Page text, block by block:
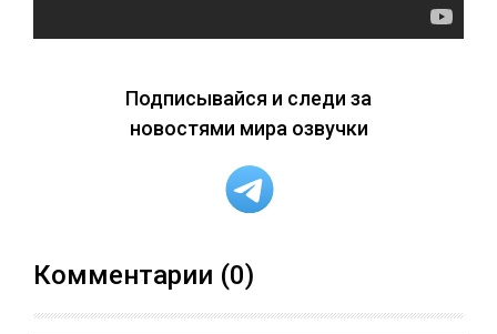
Подписывайся и следи за
новостями мира озвучки
Комментарии (0)